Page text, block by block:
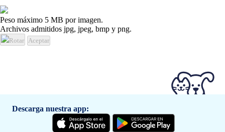
Peso máximo 5 MB por imagen.
Archivos admitidos jpg, jpeg, bmp y png.
Rotar Aceptar
Descarga nuestra app: